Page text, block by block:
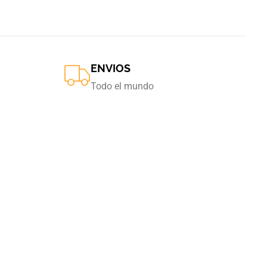
ENVIOS
Todo el mundo